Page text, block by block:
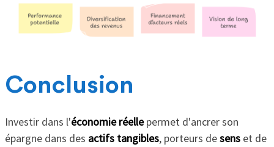
Conclusion
Investir dans l'économie réellepermet d'ancrer son
épargne dans des actifs tangibles, porteurs desenset de